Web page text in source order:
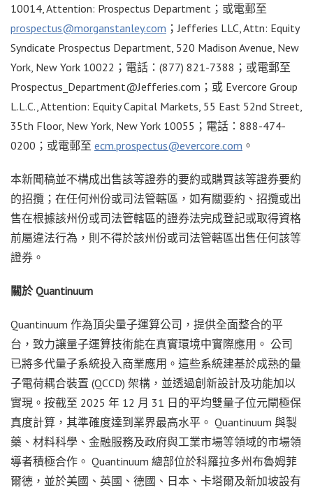
10014, Attention: Prospectus Department；或電郵至
prospectus@morganstanley.com ；Jefferies LLC, Attn: Equity
Syndicate Prospectus Department, 520 Madison Avenue, New
York, New York 10022；電話：(877) 821-7388；或電郵至
Prospectus_Department@Jefferies.com ；或 Evercore Group
L.L.C., Attention: Equity Capital Markets, 55 East 52nd Street,
35th Floor, New York, New York 10055；電話：888-474-
0200；或電郵至 ecm.prospectus@evercore.com 。
本新聞稿並不構成出售該等證券的要約或購買該等證券要約
的招攬；在任何州份或司法管轄區，如有關要約、招攬或出
售在根據該州份或司法管轄區的證券法完成登記或取得資格
前屬違法行為，則不得於該州份或司法管轄區出售任何該等
證券。
關於 Quantinuum
Quantinuum 作為頂尖量子運算公司，提供全面整合的平
台，致力讓量子運算技術能在真實環境中實際應用。 公司
已將多代量子系統投入商業應用。這些系統建基於成熟的量
子電荷耦合裝置 (QCCD) 架構，並透過創新設計及功能加以
實現。按截至 2025 年 12 月 31 日的平均雙量子位元閘極保
真度計算，其準確度達到業界最高水平。 Quantinuum 與製
藥、材料科學、金融服務及政府與工業市場等領域的市場領
導者積極合作。 Quantinuum 總部位於科羅拉多州布魯姆菲
爾德，並於美國、英國、德國、日本、卡塔爾及新加坡設有